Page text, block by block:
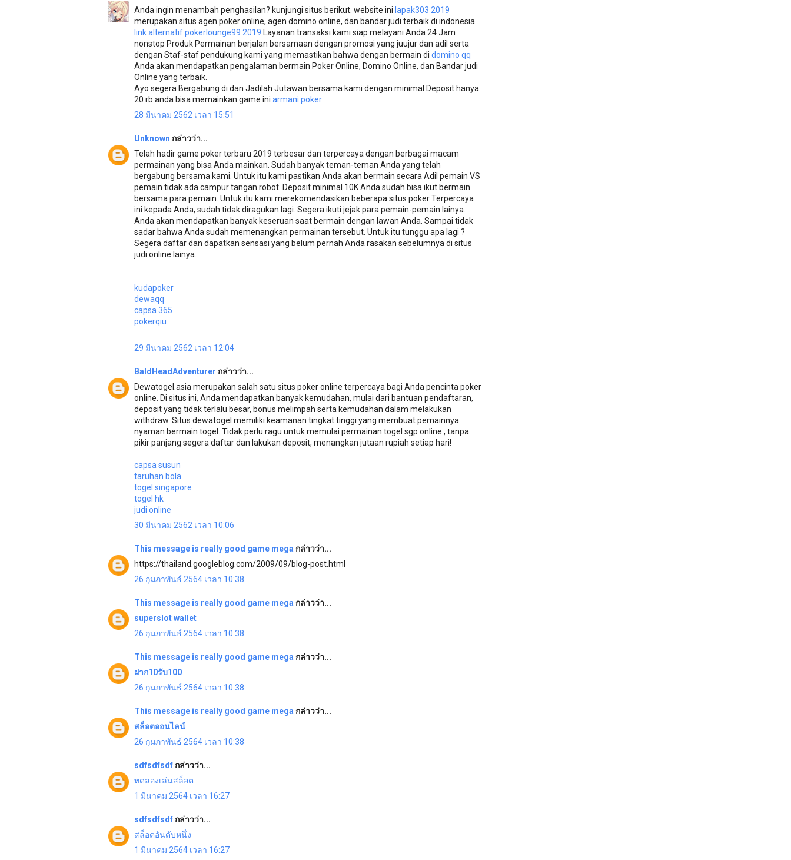
Anda ingin menambah penghasilan? kunjungi situs berikut. website ini lapak303 2019
merupakan situs agen poker online, agen domino online, dan bandar judi terbaik di indonesia
link alternatif pokerlounge99 2019 Layanan transaksi kami siap melayani Anda 24 Jam
nonstop Produk Permainan berjalan bersamaan dengan promosi yang juujur dan adil serta
dengan Staf-staf pendukung kami yang memastikan bahwa dengan bermain di domino qq
Anda akan mendapatkan pengalaman bermain Poker Online, Domino Online, dan Bandar judi
Online yang terbaik.
Ayo segera Bergabung di dan Jadilah Jutawan bersama kami dengan minimal Deposit hanya
20 rb anda bisa memainkan game ini armani poker
28 มีนาคม 2562 เวลา 15:51
Unknown กล่าวว่า...
Telah hadir game poker terbaru 2019 terbesar dan terpercaya dengan berbagai macam
permainan yang bisa Anda mainkan. Sudah banyak teman-teman Anda yang telah
bergabung bersama kami. Untuk itu kami pastikan Anda akan bermain secara Adil pemain VS
pemain tidak ada campur tangan robot. Deposit minimal 10K Anda sudah bisa ikut bermain
bersama para pemain. Untuk itu kami merekomendasikan beberapa situs poker Terpercaya
ini kepada Anda, sudah tidak diragukan lagi. Segera ikuti jejak para pemain-pemain lainya.
Anda akan mendapatkan banyak keseruan saat bermain dengan lawan Anda. Sampai tidak
sadar bahwa Anda sudah memenangkan permainan tersebut. Untuk itu tunggu apa lagi ?
Segera daftar dan dapatkan sensasi yang belum pernah Anda rasakan sebelumnya di situs
judi online lainya.
kudapoker
dewaqq
capsa 365
pokerqiu
29 มีนาคม 2562 เวลา 12:04
BaldHeadAdventurer กล่าวว่า...
Dewatogel.asia merupakan salah satu situs poker online terpercaya bagi Anda pencinta poker
online. Di situs ini, Anda mendapatkan banyak kemudahan, mulai dari bantuan pendaftaran,
deposit yang tidak terlalu besar, bonus melimpah serta kemudahan dalam melakukan
withdraw. Situs dewatogel memiliki keamanan tingkat tinggi yang membuat pemainnya
nyaman bermain togel. Tidak perlu ragu untuk memulai permainan togel sgp online , tanpa
pikir panjang segera daftar dan lakukan deposit, menangkan jutaan rupiah setiap hari!
capsa susun
taruhan bola
togel singapore
togel hk
judi online
30 มีนาคม 2562 เวลา 10:06
This message is really good game mega กล่าวว่า...
https://thailand.googleblog.com/2009/09/blog-post.html
26 กุมภาพันธ์ 2564 เวลา 10:38
This message is really good game mega กล่าวว่า...
superslot wallet
26 กุมภาพันธ์ 2564 เวลา 10:38
This message is really good game mega กล่าวว่า...
ฝาก10รับ100
26 กุมภาพันธ์ 2564 เวลา 10:38
This message is really good game mega กล่าวว่า...
สล็อตออนไลน์
26 กุมภาพันธ์ 2564 เวลา 10:38
sdfsdfsdf กล่าวว่า...
ทดลองเล่นสล็อต
1 มีนาคม 2564 เวลา 16:27
sdfsdfsdf กล่าวว่า...
สล็อตอันดับหนึ่ง
1 มีนาคม 2564 เวลา 16:27